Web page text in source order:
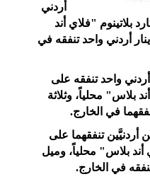
أردني
بلاتينوم "فلاي أند
أردني واحد تنفقه في
واحد تنفقه على
بلاس" محلياً، وثلاثة
في الخارج.
أردنيَّين تنفقهما على
بلاس" محلياً، وميل
في الخارج.